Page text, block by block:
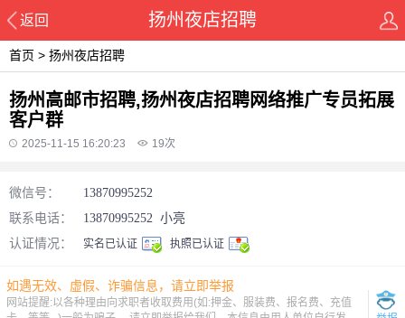
返回 扬州夜店招聘
首页 > 扬州夜店招聘
扬州高邮市招聘,扬州夜店招聘网络推广专员拓展
客户群
2025-11-15 16:20:23 19次
微信号：
13870995252
联系电话：
13870995252 小亮
认证情况：
实名已认证 执照已认证
如遇无效、虚假、诈骗信息，请立即举报
网站提醒:以各种理由向求职者收取费用(如:押金、服装费、报名费、充值